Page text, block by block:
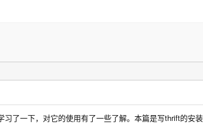
了一下，对它的使用有了一些了解。本篇是写thrift的安